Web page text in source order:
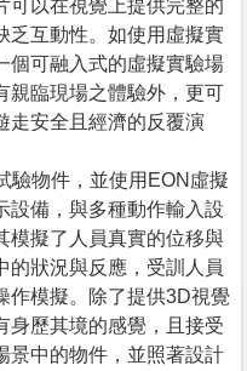
可以在視覺上提供完整的
乏互動性。如使用虛擬實
個可融入式的虛擬實驗場
親臨現場之體驗外，更可
走安全且經濟的反覆演
驗物件，並使用EON虛擬
設備，與多種動作輸入設
模擬了人員真實的位移與
的狀況與反應，受訓人員
作模擬。除了提供3D視覺
身歷其境的感覺，且接受
景中的物件，並照著設計